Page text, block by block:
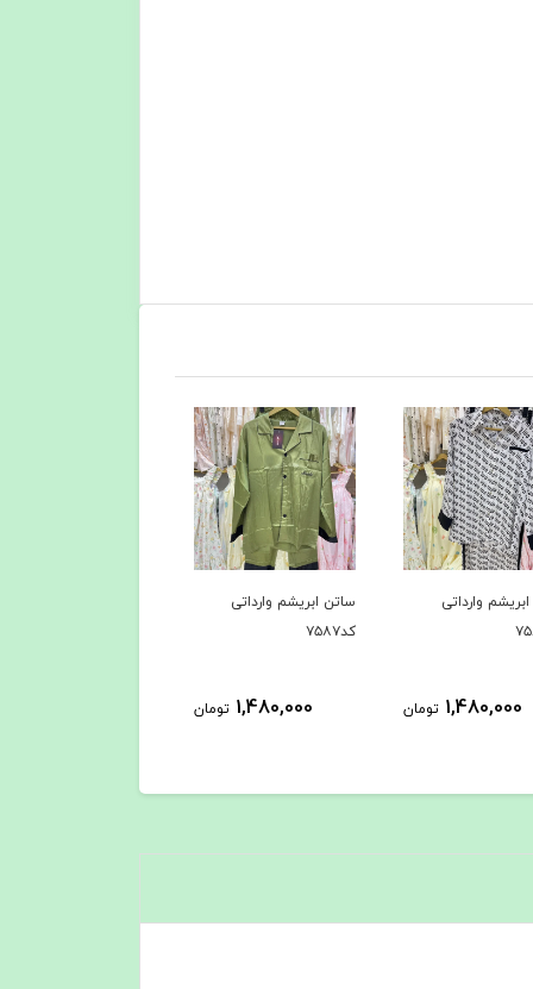
وارداتی
1,480,000 تومان
ساتن ابریشم وارداتی
کد۷۵۸۶
1,480,000 تومان